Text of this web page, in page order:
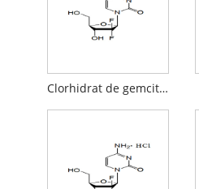
Clorhidrat de gemcitabină